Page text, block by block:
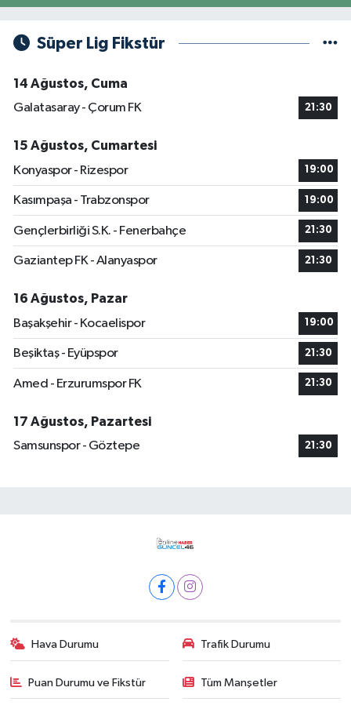
Süper Lig Fikstür
14 Ağustos, Cuma
Galatasaray - Çorum FK
21:30
15 Ağustos, Cumartesi
Konyaspor - Rizespor
19:00
Kasımpaşa - Trabzonspor 19:00
Gençlerbirliği S.K. - Fenerbahçe 21:30
Gaziantep FK - Alanyaspor 21:30
16 Ağustos, Pazar
Başakşehir - Kocaelispor
19:00
Beşiktaş - Eyüpspor 21:30
Amed - Erzurumspor FK 21:30
17 Ağustos, Pazartesi
Samsunspor - Göztepe
21:30
Hava Durumu Trafik Durumu
Puan Durumu ve Fikstür Tüm Manşetler